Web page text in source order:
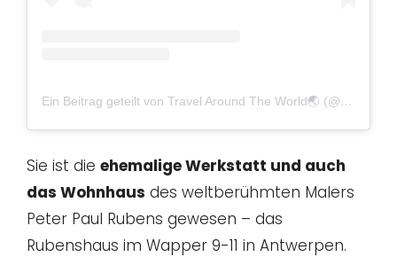
Ein Beitrag geteilt von Travel Around The World🌏 (@miita_kug)
Sie ist die ehemalige Werkstatt und auch
das Wohnhaus des weltberühmten Malers
Peter Paul Rubens gewesen – das
Rubenshaus im Wapper 9-11 in Antwerpen.